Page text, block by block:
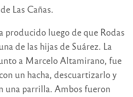
Las Cañas.
producido luego de que Rodas
de las hijas de Suárez. La
a Marcelo Altamirano, fue
un hacha, descuartizarlo y
una parrilla. Ambos fueron